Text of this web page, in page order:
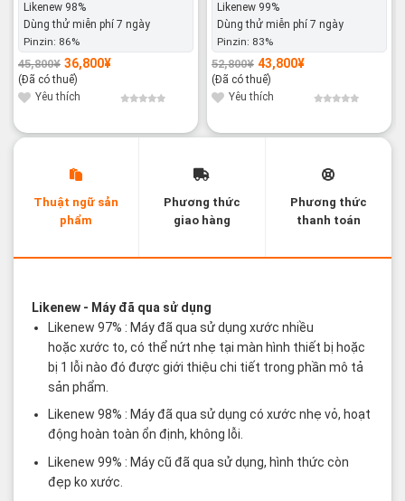
Likenew 98%
Dùng thử miễn phí 7 ngày
Pinzin: 86%
45,800¥
Giá
gốc
là:
45,800¥.
36,800¥
Giá
hiện
tại
là:
36,800¥.
(Đã có thuế)
Yêu thích
Likenew 99%
Dùng thử miễn phí 7 ngày
Pinzin: 83%
52,800¥
Giá
gốc
là:
52,800¥.
43,800¥
Giá
hiện
tại
là:
43,800¥.
(Đã có thuế)
Yêu thích
Thuật ngữ sản
phẩm
Phương thức
giao hàng
Phương thức
thanh toán
Likenew- Máy đã qua sử dụng
Likenew 97% : Máy đã qua sử dụng xước nhiều
hoặc xước to, có thể nứt nhẹ tại màn hình thiết bị hoặc
bị 1 lỗi nào đó được giới thiệu chi tiết trong phần mô tả
sản phẩm.
Likenew 98% : Máy đã qua sử dụng có xước nhẹ vỏ, hoạt
động hoàn toàn ổn định, không lỗi.
Likenew 99% : Máy cũ đã qua sử dụng, hình thức còn
đẹp ko xước.